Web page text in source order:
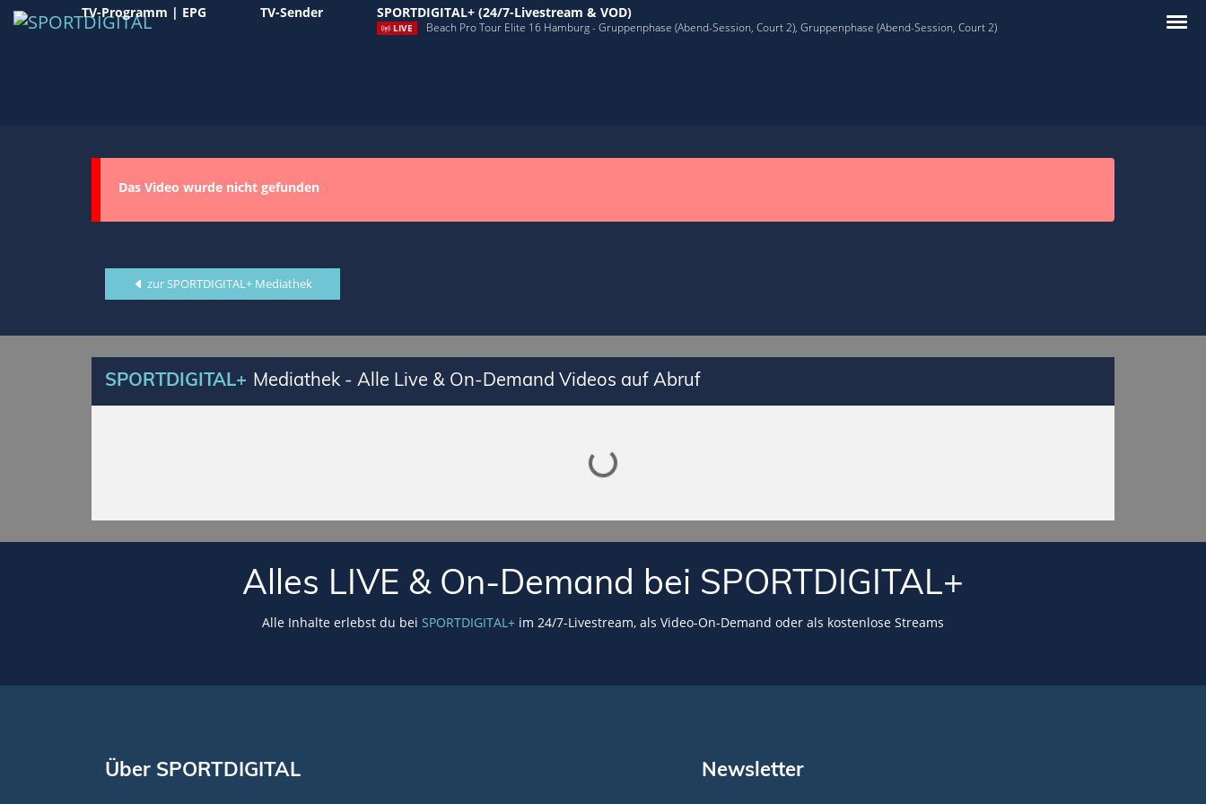
TV-Programm | EPG TV-Sender SPORTDIGITAL+ (24/7-Livestream & VOD)
LIVE Beach Pro Tour Elite 16 Hamburg - Gruppenphase (Abend-Session, Court 2), Gruppenphase (Abend-Session, Court 2)
Das Video wurde nicht gefunden
zur SPORTDIGITAL+ Mediathek
SPORTDIGITAL+ Mediathek - Alle Live & On-Demand Videos auf Abruf
Lade SPORTDIGITAL+ Mediathek
Alles LIVE & On-Demand bei SPORTDIGITAL+
Alle Inhalte erlebst du bei SPORTDIGITAL+ im 24/7-Livestream, als Video-On-Demand oder als kostenlose Streams
Über SPORTDIGITAL Newsletter